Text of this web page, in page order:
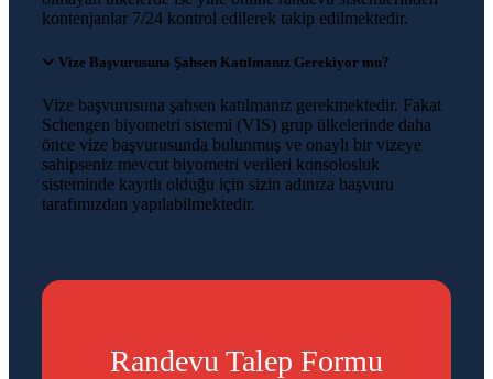
kontenjanlar 7/24 kontrol edilerek takip edilmektedir.
Vize Başvurusuna Şahsen Katılmanız Gerekiyor mu?
Vize başvurusuna şahsen katılmanız gerekmektedir. Fakat
Schengen biyometri sistemi (VIS) grup ülkelerinde daha
önce vize başvurusunda bulunmuş ve onaylı bir vizeye
sahipseniz mevcut biyometri verileri konsolosluk
sisteminde kayıtlı olduğu için sizin adınıza başvuru
tarafımızdan yapılabilmektedir.
Randevu Talep Formu